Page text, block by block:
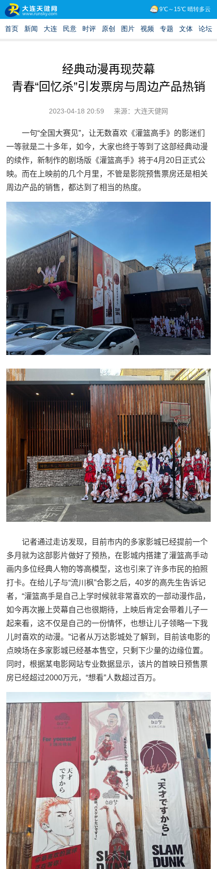
经典动漫再现荧幕
青春“回忆杀”引发票房与周边产品热销
2023-04-18 20:59 来源：大连天健网
一句“全国大赛见”，让无数喜欢《灌篮高手》的影迷们
一等就是二十多年，如今，大家也终于等到了这部经典动漫
的续作，新制作的剧场版《灌篮高手》将于4月20日正式公
映。而在上映前的几个月里，不管是影院预售票房还是相关
周边产品的销售，都达到了相当的热度。
记者通过走访发现，目前市内的多家影城已经提前一个
多月就为这部影片做好了预热，在影城内搭建了灌篮高手动
画内多位经典人物的等高模型，这也引来了许多市民的拍照
打卡。在给儿子与“流川枫”合影之后，40岁的高先生告诉记
者，“灌篮高手是自己上学时候就非常喜欢的一部动漫作品，
如今再次搬上荧幕自己也很期待，上映后肯定会带着儿子一
起来看，这不仅是自己的一份情怀，也想让儿子领略一下我
儿时喜欢的动漫。”记者从万达影城处了解到，目前该电影的
点映场在多家影城已经基本售空，只剩下少量的边缘位置。
同时，根据某电影网站专业数据显示，该片的首映日预售票
房已经超过2000万元，“想看”人数超过百万。